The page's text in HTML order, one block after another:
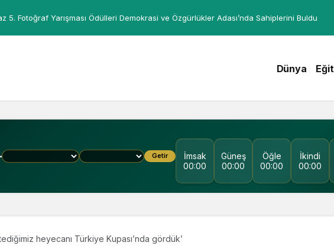
5. Fotoğraf Yarışması Ödülleri Demokrasi ve Özgürlükler Adası’nda Sahiplerini Buldu
Dünya
Getir
İmsak
00:00
Güneş
00:00
Öğle
00:00
İkindi
00:00
heyecanı Türkiye Kupası’nda gördük’